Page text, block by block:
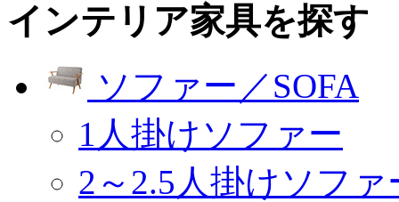
インテリア家具を探す
ソファー／SOFA
1人掛けソファー
2～2.5人掛けソファ